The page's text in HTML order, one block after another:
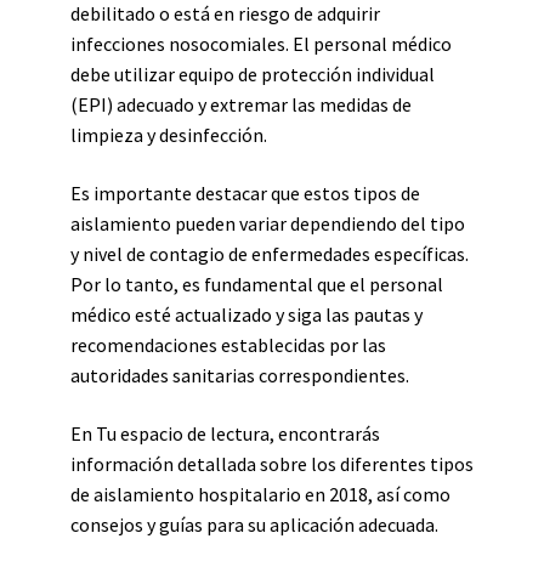
debilitado o está en riesgo de adquirir
infecciones nosocomiales. El personal médico
debe utilizar equipo de protección individual
(EPI) adecuado y extremar las medidas de
limpieza y desinfección.
Es importante destacar que estos tipos de
aislamiento pueden variar dependiendo del tipo
y nivel de contagio de enfermedades específicas.
Por lo tanto, es fundamental que el personal
médico esté actualizado y siga las pautas y
recomendaciones establecidas por las
autoridades sanitarias correspondientes.
En Tu espacio de lectura, encontrarás
información detallada sobre los diferentes tipos
de aislamiento hospitalario en 2018, así como
consejos y guías para su aplicación adecuada.